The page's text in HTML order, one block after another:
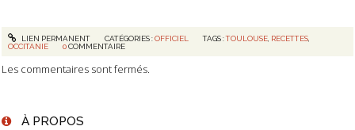
LIEN PERMANENT CATÉGORIES :OFFICIEL TAGS :TOULOUSE RECETTES
OCCITANIE
0 COMMENTAIRE
Les commentaires sont fermés.
À PROPOS